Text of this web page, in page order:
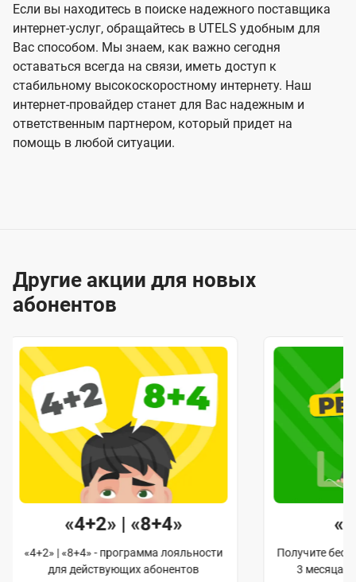
Если вы находитесь в поиске надежного поставщика
интернет-услуг, обращайтесь в UTELS удобным для
Вас способом. Мы знаем, как важно сегодня
оставаться всегда на связи, иметь доступ к
стабильному высокоскоростному интернету. Наш
интернет-провайдер станет для Вас надежным и
ответственным партнером, который придет на
помощь в любой ситуации.
Другие акции для новых
абонентов
«4+2» | «8+4»
«4+2» | «8+4» - программа лояльности
для действующих абонентов
Получите
3 месяца